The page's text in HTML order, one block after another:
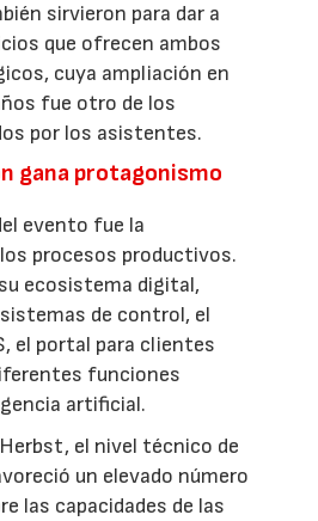
sirvieron para dar a
que ofrecen ambos
cuya ampliación en
fue otro de los
por los asistentes.
gana protagonismo
evento fue la
procesos productivos.
ecosistema digital,
de control, el
el portal para clientes
funciones
artificial.
el nivel técnico de
un elevado número
las capacidades de las